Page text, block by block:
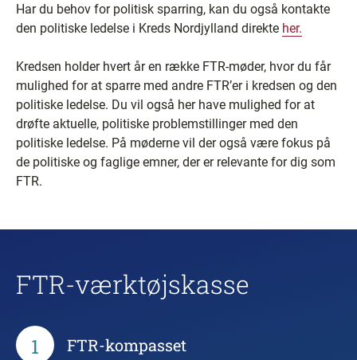
Har du behov for politisk sparring, kan du også kontakte
den politiske ledelse i Kreds Nordjylland direkte her.
Kredsen holder hvert år en række FTR-møder, hvor du får
mulighed for at sparre med andre FTR’er i kredsen og den
politiske ledelse. Du vil også her have mulighed for at
drøfte aktuelle, politiske problemstillinger med den
politiske ledelse. På møderne vil der også være fokus på
de politiske og faglige emner, der er relevante for dig som
FTR.
FTR-værktøjskasse
1 FTR-kompasset